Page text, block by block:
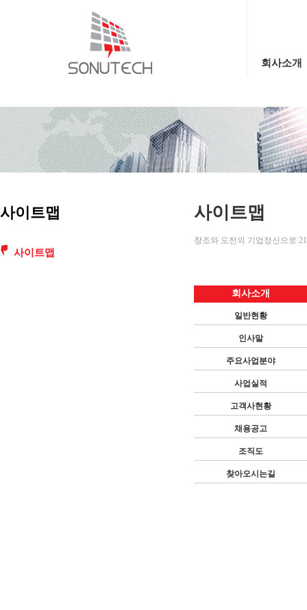
회사소개
사이트맵
사이트맵
사이트맵
창조와 도전의 기업정신으로
회사소개
일반현황
인사말
주요사업분야
사업실적
고객사현황
채용공고
조직도
찾아오시는길